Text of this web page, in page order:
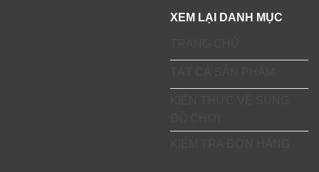
XEM LẠI DANH MỤC